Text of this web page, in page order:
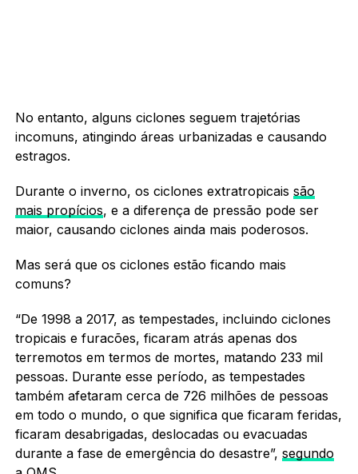
No entanto, alguns ciclones seguem trajetórias
incomuns, atingindo áreas urbanizadas e causando
estragos.
Durante o inverno, os ciclones extratropicais são
mais propícios, e a diferença de pressão pode ser
maior, causando ciclones ainda mais poderosos.
Mas será que os ciclones estão ficando mais
comuns?
“De 1998 a 2017, as tempestades, incluindo ciclones
tropicais e furacões, ficaram atrás apenas dos
terremotos em termos de mortes, matando 233 mil
pessoas. Durante esse período, as tempestades
também afetaram cerca de 726 milhões de pessoas
em todo o mundo, o que significa que ficaram feridas,
ficaram desabrigadas, deslocadas ou evacuadas
durante a fase de emergência do desastre”, segundo